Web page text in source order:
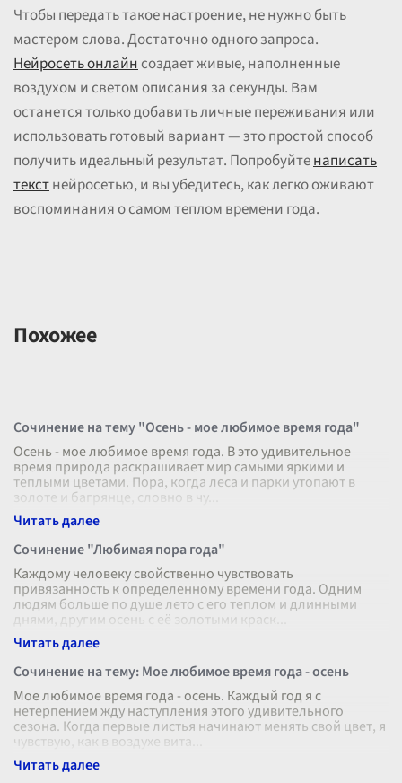
Чтобы передать такое настроение, не нужно быть
мастером слова. Достаточно одного запроса.
Нейросеть онлайнсоздает живые, наполненные
воздухом и светом описания за секунды. Вам
останется только добавить личные переживания или
использовать готовый вариант — это простой способ
получить идеальный результат. Попробуйтенаписать
текстнейросетью, и вы убедитесь, как легко оживают
воспоминания о самом теплом времени года.
Похожее
Сочинение на тему "Осень - мое любимое время года"
Осень - мое любимое время года. В это удивительное
время природа раскрашивает мир самыми яркими и
теплыми цветами. Пора, когда леса и парки утопают в
золоте и багрянце, словно в чу...
Сочинение "Любимая пора года"
Каждому человеку свойственно чувствовать
привязанность к определенному времени года. Одним
людям больше по душе лето с его теплом и длинными
днями, другим осень с её золотыми краск
Сочинение на тему: Мое любимое время года - осень
Мое любимое время года - осень. Каждый год я с
нетерпением жду наступления этого удивительного
сезона. Когда первые листья начинают менять свой цвет, я
чувствую, как в воздухе вита